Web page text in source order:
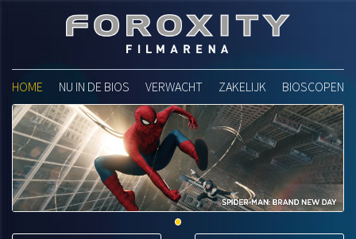
Foroxity Filmarena
HOME NU IN DE BIOS VERWACHT ZAKELIJK BIOSCOPEN